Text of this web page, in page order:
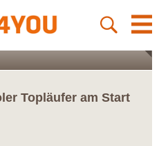
Topläufer am Start